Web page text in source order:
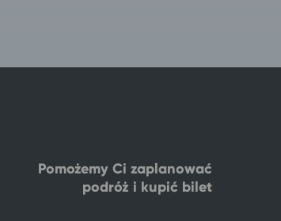
Pomożemy Ci zaplanować
podróż i kupić bilet